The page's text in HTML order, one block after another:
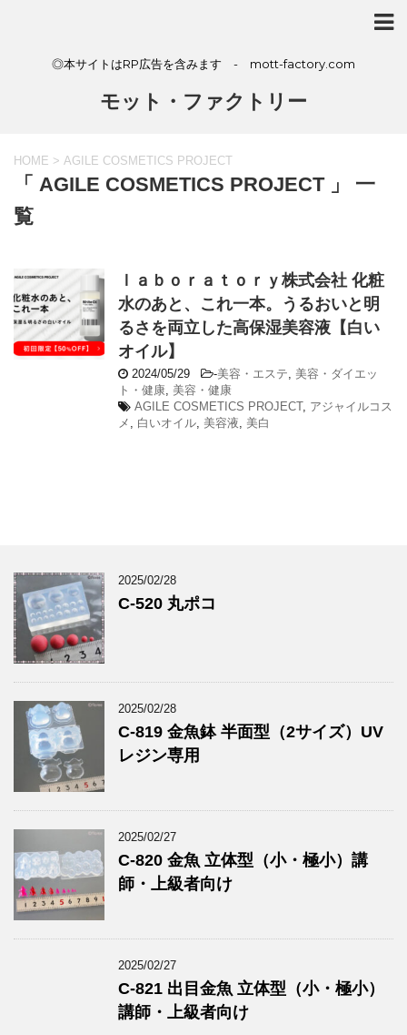
◎本サイトはRP広告を含みます - mott-factory.com
モット・ファクトリー
HOME > AGILE COSMETICS PROJECT
「 AGILE COSMETICS PROJECT 」 一
覧
ｌａｂｏｒａｔｏｒｙ株式会社 化粧
水のあと、これ一本。うるおいと明
るさを両立した高保湿美容液【白い
オイル】
2024/05/29 -美容・エステ, 美容・ダイエッ
ト・健康, 美容・健康
AGILE COSMETICS PROJECT, アジャイルコス
メ , 白いオイル, 美容液, 美白
2025/02/28
C-520 丸ポコ
2025/02/28
C-819 金魚鉢 半面型（2サイズ）UV
レジン専用
2025/02/27
C-820 金魚 立体型（小・極小）講
師・上級者向け
2025/02/27
C-821 出目金魚 立体型（小・極小）
講師・上級者向け